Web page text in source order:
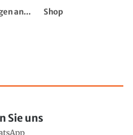
an...
Shop
Sie uns